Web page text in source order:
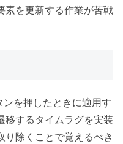
素を更新する作業が苦戦
を押したときに適用す
移するタイムラグを実装
り除くことで覚えるべき